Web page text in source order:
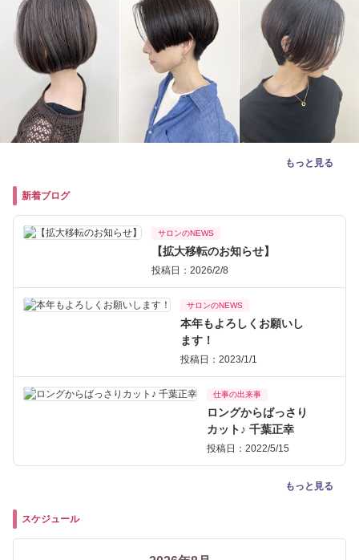
もっと見る
新着ブログ
サロンのNEWS
【拡大移転のお知らせ】
投稿日：2026/2/8
サロンのNEWS
本年もよろしくお願いし
ます！
投稿日：2023/1/1
仕事の出来事
ロングからばっさり
カット♪ 千葉正幸
投稿日：2022/5/15
もっと見る
スケジュール